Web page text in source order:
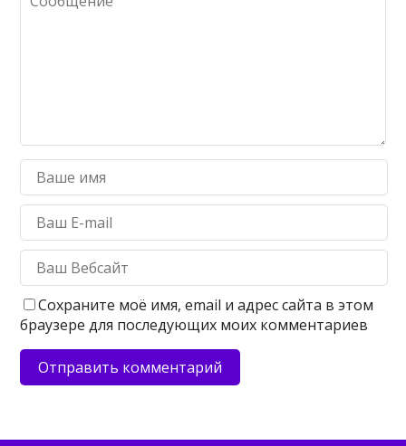
Сохраните моё имя, email и адрес сайта в этом
браузере для последующих моих комментариев